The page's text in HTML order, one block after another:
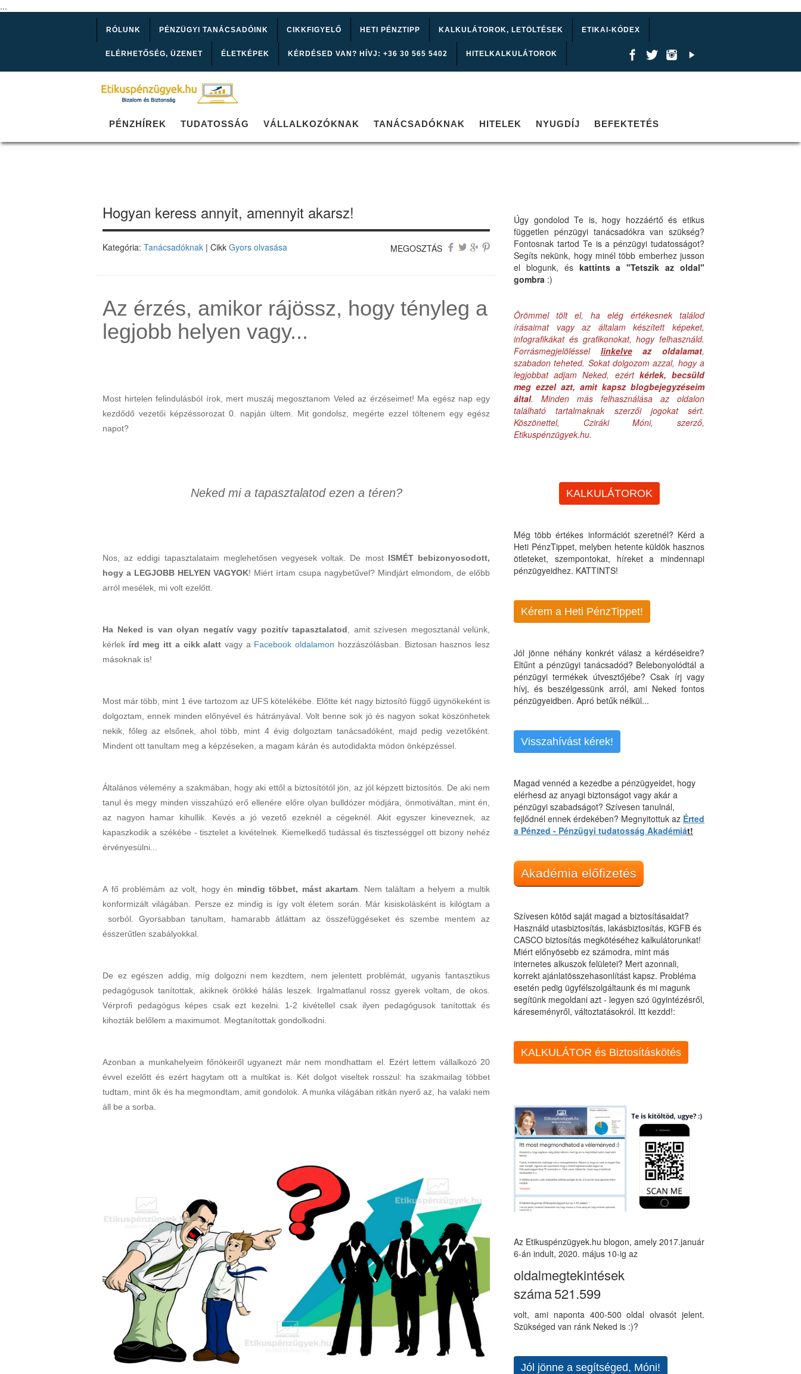
...
RÓLUNK PÉNZÜGYI TANÁCSADÓINK CIKKFIGYELŐ HETI PÉNZTIPP KALKULÁTOROK, LETÖLTÉSEK ETIKAI-KÓDEX
ELÉRHETŐSÉG, ÜZENET ÉLETKÉPEK KÉRDÉSED VAN? HÍVJ: +36 30 565 5402 HITELKALKULÁTOROK
PÉNZHÍREK TUDATOSSÁG VÁLLALKOZÓKNAK TANÁCSADÓKNAK HITELEK NYUGDÍJ BEFEKTETÉS
Hogyan keress annyit, amennyit akarsz!
Kategória: Tanácsadóknak | Cikk Gyors olvasása MEGOSZTÁS
Az érzés, amikor rájössz, hogy tényleg a
legjobb helyen vagy...
Most hirtelen felindulásból írok, mert muszáj megosztanom Veled az érzéseimet! Ma egész nap egy
kezdődő vezetői képzéssorozat 0. napján ültem. Mit gondolsz, megérte ezzel töltenem egy egész
napot?
Neked mi a tapasztalatod ezen a téren?
Nos, az eddigi tapasztalataim meglehetősen vegyesek voltak. De most ISMÉT bebizonyosodott,
hogy a LEGJOBB HELYEN VAGYOK! Miért írtam csupa nagybetűvel? Mindjárt elmondom, de előbb
arról mesélek, mi volt ezelőtt.
Ha Neked is van olyan negatív vagy pozitív tapasztalatod , amit szívesen megosztanál velünk,
kérlek írd meg itt a cikk alatt vagy a Facebook oldalamon hozzászólásban. Biztosan hasznos lesz
másoknak is!
Most már több, mint 1 éve tartozom az UFS kötelékébe. Előtte két nagy biztosító függő ügynökeként is
dolgoztam, ennek minden előnyével és hátrányával. Volt benne sok jó és nagyon sokat köszönhetek
nekik, főleg az elsőnek, ahol több, mint 4 évig dolgoztam tanácsadóként, majd pedig vezetőként.
Mindent ott tanultam meg a képzéseken, a magam kárán és autodidakta módon önképzéssel.
Általános vélemény a szakmában, hogy aki ettől a biztosítótól jön, az jól képzett biztosítós. De aki nem
tanul és megy minden visszahúzó erő ellenére előre olyan bulldózer módjára, önmotiváltan, mint én,
az nagyon hamar kihullik. Kevés a jó vezető ezeknél a cégeknél. Akit egyszer kineveznek, az
kapaszkodik a székébe - tisztelet a kivételnek. Kiemelkedő tudással és tisztességgel ott bizony nehéz
érvényesülni...
A fő problémám az volt, hogy én mindig többet, mást akartam . Nem találtam a helyem a multik
konformizált világában. Persze ez mindig is így volt életem során. Már kisiskolásként is kilógtam a
sorból. Gyorsabban tanultam, hamarabb átláttam az összefüggéseket és szembe mentem az
ésszerűtlen szabályokkal.
De ez egészen addig, míg dolgozni nem kezdtem, nem jelentett problémát, ugyanis fantasztikus
pedagógusok tanítottak, akiknek örökké hálás leszek. Irgalmatlanul rossz gyerek voltam, de okos.
Vérprofi pedagógus képes csak ezt kezelni. 1-2 kivétellel csak ilyen pedagógusok tanítottak és
kihozták belőlem a maximumot. Megtanítottak gondolkodni.
Azonban a munkahelyeim főnökeiről ugyanezt már nem mondhattam el. Ezért lettem vállalkozó 20
évvel ezelőtt és ezért hagytam ott a multikat is. Két dolgot viseltek rosszul: ha szakmailag többet
tudtam, mint ők és ha megmondtam, amit gondolok. A munka világában ritkán nyerő az, ha valaki nem
áll be a sorba.
Úgy gondolod Te is, hogy hozzáértő és etikus
független pénzügyi tanácsadókra van szükség?
Fontosnak tartod Te is a pénzügyi tudatosságot?
Segíts nekünk, hogy minél több emberhez jusson
el blogunk, és kattints a "Tetszik az oldal"
gombra :)
Örömmel tölt el, ha elég értékesnek találod
írásaimat vagy az általam készített képeket,
infografikákat és grafikonokat, hogy felhasználd.
Forrásmegjelöléssel linkelveaz oldalamat,
szabadon teheted. Sokat dolgozom azzal, hogy a
legjobbat adjam Neked, ezért kérlek, becsüld
meg ezzel azt, amit kapsz blogbejegyzéseim
által. Minden más felhasználása az oldalon
található tartalmaknak szerzői jogokat sért.
Köszönettel, Cziráki Móni, szerző,
Etikuspénzügyek.hu.
KALKULÁTOROK
Még több értékes információt szeretnél? Kérd a
Heti PénzTippet, melyben hetente küldök hasznos
ötleteket, szempontokat, híreket a mindennapi
pénzügyeidhez. KATTINTS!
Kérem a Heti PénzTippet!
Jól jönne néhány konkrét válasz a kérdéseidre?
Eltűnt a pénzügyi tanácsadód? Belebonyolódtál a
pénzügyi termékek útvesztőjébe? Csak írj vagy
hívj, és beszélgessünk arról, ami Neked fontos
pénzügyeidben. Apró betűk nélkül...
Visszahívást kérek!
Magad vennéd a kezedbe a pénzügyeidet, hogy
elérhesd az anyagi biztonságot vagy akár a
pénzügyi szabadságot? Szívesen tanulnál,
fejlődnél ennek érdekében? Megnyitottuk az Érted
a Pénzed - Pénzügyi tudatosság Akadémiát!
Akadémia előfizetés
Szívesen kötöd saját magad a biztosításaidat?
Használd utasbiztosítás, lakásbiztosítás, KGFB és
CASCO biztosítás megkötéséhez kalkulátorunkat!
Miért előnyösebb ez számodra, mint más
internetes alkuszok felületei? Mert azonnali,
korrekt ajánlatösszehasonlítást kapsz. Probléma
esetén pedig ügyfélszolgáltaunk és mi magunk
segítünk megoldani azt - legyen szó ügyintézésről,
káreseményről, változtatásokról. Itt kezdd!:
KALKULÁTOR és Biztosításkötés
Az Etikuspénzügyek.hu blogon, amely 2017.január
6-án indult, 2020. május 10-ig az
oldalmegtekintések
száma521.599
volt, ami naponta 400-500 oldal olvasót jelent.
Szükséged van ránk Neked is :)?
Jól jönne a segítséged, Móni!